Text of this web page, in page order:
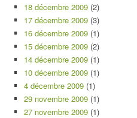
18 décembre 2009 (2)
17 décembre 2009 (3)
16 décembre 2009 (1)
15 décembre 2009 (2)
14 décembre 2009 (1)
10 décembre 2009 (1)
4 décembre 2009 (1)
29 novembre 2009 (1)
27 novembre 2009 (1)